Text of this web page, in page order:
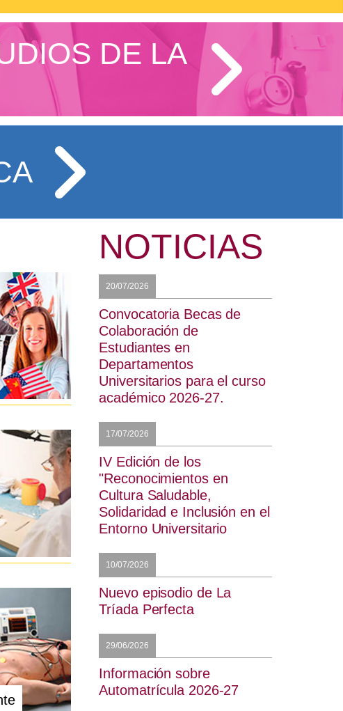
DE LA
NOTICIAS
20/07/2026
Convocatoria Becas de
Colaboración de
Estudiantes en
Departamentos
Universitarios para el curso
académico 2026-27.
17/07/2026
IV Edición de los
"Reconocimientos en
Cultura Saludable,
Solidaridad e Inclusión en el
Entorno Universitario
10/07/2026
Nuevo episodio de La
Tríada Perfecta
29/06/2026
Información sobre
Automatrícula 2026-27